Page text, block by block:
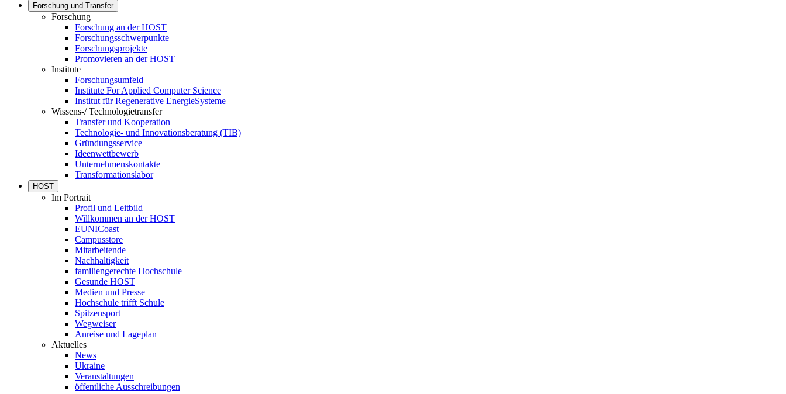
Forschung und Transfer
Forschung
Forschung an der HOST
Forschungsschwerpunkte
Forschungsprojekte
Promovieren an der HOST
Institute
Forschungsumfeld
Institute For Applied Computer Science
Institut für Regenerative EnergieSysteme
Wissens-/ Technologietransfer
Transfer und Kooperation
Technologie- und Innovationsberatung (TIB)
Gründungsservice
Ideenwettbewerb
Unternehmenskontakte
Transformationslabor
HOST
Im Portrait
Profil und Leitbild
Willkommen an der HOST
EUNICoast
Campusstore
Mitarbeitende
Nachhaltigkeit
familiengerechte Hochschule
Gesunde HOST
Medien und Presse
Hochschule trifft Schule
Spitzensport
Wegweiser
Anreise und Lageplan
Aktuelles
News
Ukraine
Veranstaltungen
öffentliche Ausschreibungen